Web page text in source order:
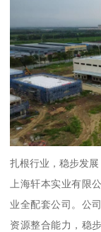
扎根行业，稳步发展
上海轩本实业有限
业全配套公司。公
资源整合能力，稳